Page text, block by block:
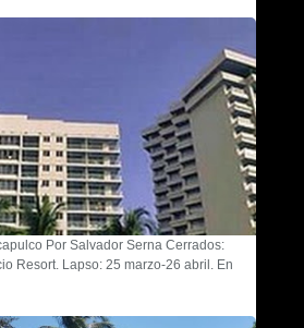
Por Salvador Serna Cerrados:
Resort. Lapso: 25 marzo-26 abril. En